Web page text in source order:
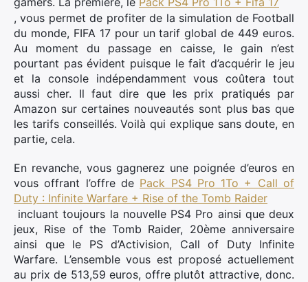
, vous permet de profiter de la simulation de Football
du monde, FIFA 17 pour un tarif global de 449 euros.
Au moment du passage en caisse, le gain n’est
pourtant pas évident puisque le fait d’acquérir le jeu
et la console indépendamment vous coûtera tout
aussi cher. Il faut dire que les prix pratiqués par
Amazon sur certaines nouveautés sont plus bas que
les tarifs conseillés. Voilà qui explique sans doute, en
partie, cela.
En revanche, vous gagnerez une poignée d’euros en
vous offrant l’offre de Pack PS4 Pro 1To + Call of
Duty : Infinite Warfare + Rise of the Tomb Raider
incluant toujours la nouvelle PS4 Pro ainsi que deux
jeux, Rise of the Tomb Raider, 20ème anniversaire
ainsi que le PS d’Activision, Call of Duty Infinite
Warfare. L’ensemble vous est proposé actuellement
au prix de 513,59 euros, offre plutôt attractive, donc.